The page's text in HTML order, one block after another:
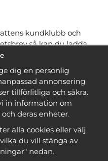
kundklubb och
så kan du ladda
och få många
Du ser vilka som
är inloggad
dig en personlig
annonsering
tillförlitliga och säkra.
in information om
deras enheter.
alla cookies eller välj
du vill stänga av
nedan.